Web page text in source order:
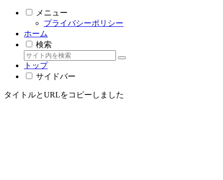
メニュー
プライバシーポリシー
ホーム
検索
トップ
サイドバー
タイトルとURLをコピーしました